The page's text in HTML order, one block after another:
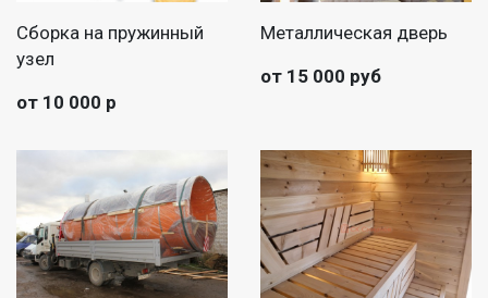
Сборка на пружинный
узел
от 10 000 р
Металлическая дверь
от 15 000 руб